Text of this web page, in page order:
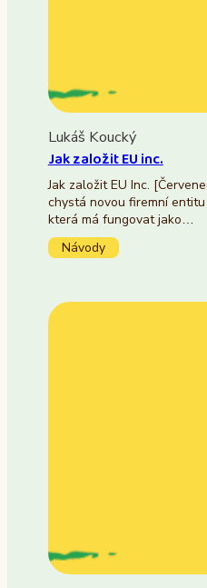
Lukáš Koucký
Jak založit EU inc.
Jak založit EU Inc.
chystá novou firemní
která má fungovat jako…
Návody